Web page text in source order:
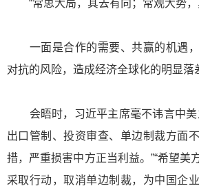
“常思大局，其去有向；常观大势，
一面是合作的需要、共赢的机遇，
对抗的风险，造成经济全球化的明显落
会晤时，习近平主席毫不讳言中美
出口管制、投资审查、单边制裁方面
措，严重损害中方正当利益。”“希望美
采取行动，取消单边制裁，为中国企